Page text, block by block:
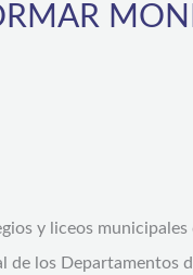
y liceos municipales
de los Departamentos